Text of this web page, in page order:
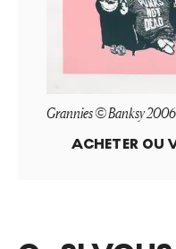
Grannies © Banksy 2006
ACHETER OU